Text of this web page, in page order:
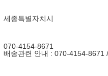
세종특별자치시
070-4154-8671
배송관련 안내 : 070-4154-8671